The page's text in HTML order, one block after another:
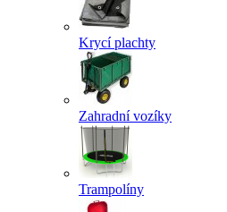
Krycí plachty
Zahradní vozíky
Trampolíny